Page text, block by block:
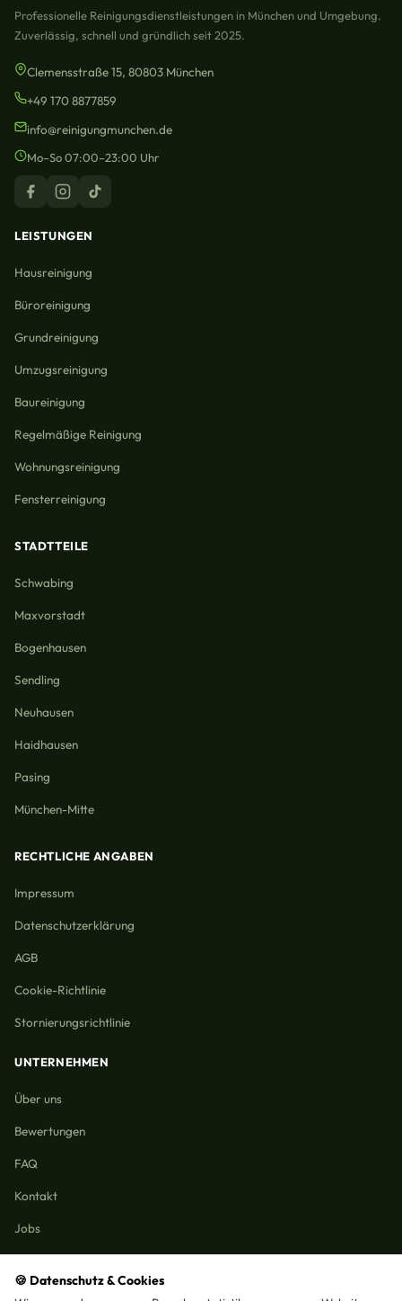
🍪 Datenschutz & Cookies
Professionelle Reinigungsdienstleistungen in München und Umgebung.
Zuverlässig, schnell und gründlich seit 2025.
Clemensstraße 15, 80803 München
+49 170 8877859
info@reinigungmunchen.de
Mo–So 07:00–23:00 Uhr
LEISTUNGEN
Hausreinigung
Büroreinigung
Grundreinigung
Umzugsreinigung
Baureinigung
Regelmäßige Reinigung
Wohnungsreinigung
Fensterreinigung
STADTTEILE
Schwabing
Maxvorstadt
Bogenhausen
Sendling
Neuhausen
Haidhausen
Pasing
München-Mitte
RECHTLICHE ANGABEN
Impressum
Datenschutzerklärung
AGB
Cookie-Richtlinie
Stornierungsrichtlinie
UNTERNEHMEN
Über uns
Bewertungen
FAQ
Kontakt
Jobs